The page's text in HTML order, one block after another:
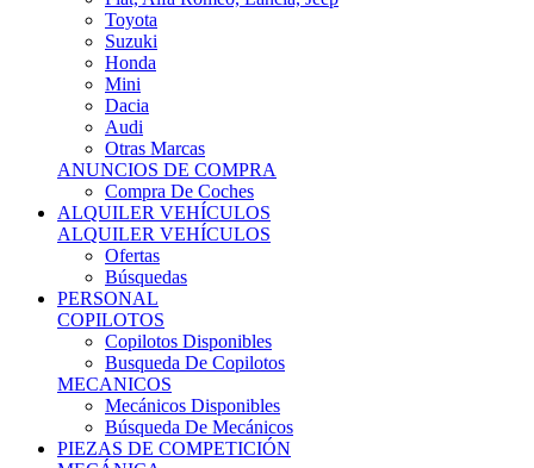
Toyota
Suzuki
Honda
Mini
Dacia
Audi
Otras Marcas
ANUNCIOS DE COMPRA
Compra De Coches
ALQUILER VEHÍCULOS
ALQUILER VEHÍCULOS
Ofertas
Búsquedas
PERSONAL
COPILOTOS
Copilotos Disponibles
Busqueda De Copilotos
MECANICOS
Mecánicos Disponibles
Búsqueda De Mecánicos
PIEZAS DE COMPETICIÓN